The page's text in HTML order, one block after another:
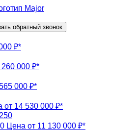
обратный звонок
₽*
000 ₽*
000 ₽*
от 14 530 000 ₽*
Цена от 11 130 000 ₽*